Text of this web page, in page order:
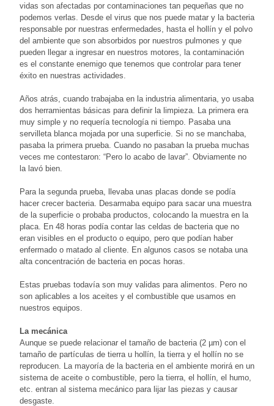
vidas son afectadas por contaminaciones tan pequeñas que no
podemos verlas. Desde el virus que nos puede matar y la bacteria
responsable por nuestras enfermedades, hasta el hollín y el polvo
del ambiente que son absorbidos por nuestros pulmones y que
pueden llegar a ingresar en nuestros motores, la contaminación
es el constante enemigo que tenemos que controlar para tener
éxito en nuestras actividades.
Años atrás, cuando trabajaba en la industria alimentaria, yo usaba
dos herramientas básicas para definir la limpieza. La primera era
muy simple y no requería tecnología ni tiempo. Pasaba una
servilleta blanca mojada por una superficie. Si no se manchaba,
pasaba la primera prueba. Cuando no pasaban la prueba muchas
veces me contestaron: “Pero lo acabo de lavar”. Obviamente no
la lavó bien.
Para la segunda prueba, llevaba unas placas donde se podía
hacer crecer bacteria. Desarmaba equipo para sacar una muestra
de la superficie o probaba productos, colocando la muestra en la
placa. En 48 horas podía contar las celdas de bacteria que no
eran visibles en el producto o equipo, pero que podían haber
enfermado o matado al cliente. En algunos casos se notaba una
alta concentración de bacteria en pocas horas.
Estas pruebas todavía son muy validas para alimentos. Pero no
son aplicables a los aceites y el combustible que usamos en
nuestros equipos.
La mecánica
Aunque se puede relacionar el tamaño de bacteria (2 µm) con el
tamaño de partículas de tierra u hollín, la tierra y el hollín no se
reproducen. La mayoría de la bacteria en el ambiente morirá en un
sistema de aceite o combustible, pero la tierra, el hollín, el humo,
etc. entran al sistema mecánico para lijar las piezas y causar
desgaste.